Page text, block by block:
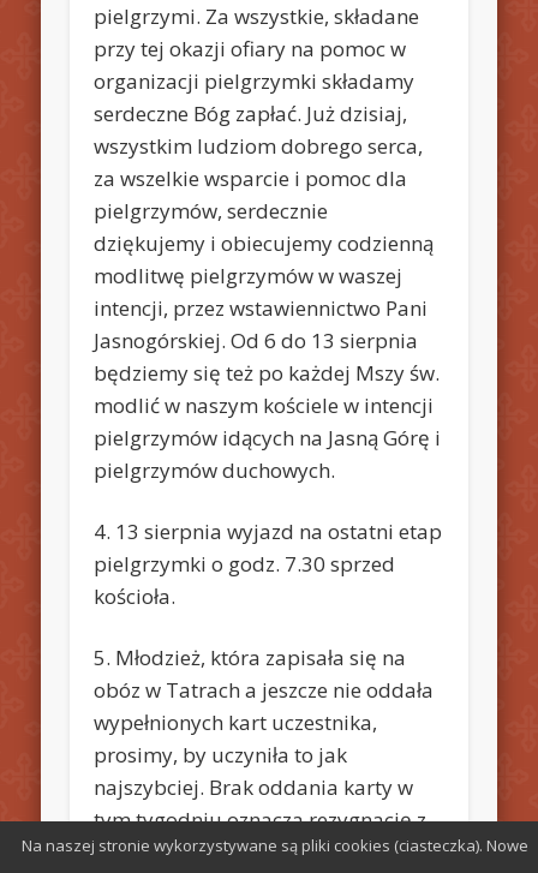
pielgrzymi. Za wszystkie, składane
przy tej okazji ofiary na pomoc w
organizacji pielgrzymki składamy
serdeczne Bóg zapłać. Już dzisiaj,
wszystkim ludziom dobrego serca,
za wszelkie wsparcie i pomoc dla
pielgrzymów, serdecznie
dziękujemy i obiecujemy codzienną
modlitwę pielgrzymów w waszej
intencji, przez wstawiennictwo Pani
Jasnogórskiej. Od 6 do 13 sierpnia
będziemy się też po każdej Mszy św.
modlić w naszym kościele w intencji
pielgrzymów idących na Jasną Górę i
pielgrzymów duchowych.
4. 13 sierpnia wyjazd na ostatni etap
pielgrzymki o godz. 7.30 sprzed
kościoła.
5. Młodzież, która zapisała się na
obóz w Tatrach a jeszcze nie oddała
wypełnionych kart uczestnika,
prosimy, by uczyniła to jak
najszybciej. Brak oddania karty w
tym tygodniu oznacza rezygnację z
udziału w obozie.
Na naszej stronie wykorzystywane są pliki cookies (ciasteczka). Nowe